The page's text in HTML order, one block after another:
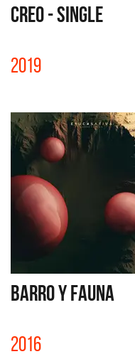
CREO - SINGLE
2019
BARRO Y FAUNA
2016